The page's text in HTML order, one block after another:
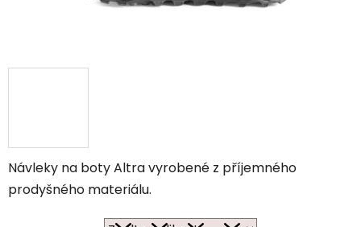
Návleky na boty Altra vyrobené z příjemného
prodyšného materiálu.